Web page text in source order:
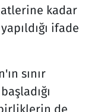
kadar
ifade
sınır
de